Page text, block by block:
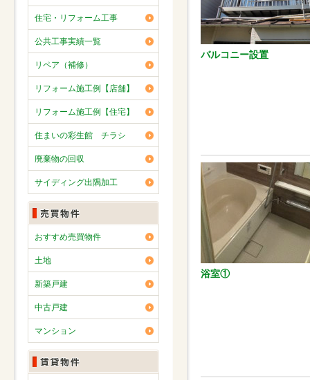
住宅・リフォーム工事
公共工事実績一覧
リペア（補修）
リフォーム施工例【店舗】
リフォーム施工例【住宅】
住まいの彩生館 チラシ
廃棄物の回収
サイディング出隅加工
おすすめ売買物件
土地
新築戸建
中古戸建
マンション
バルコニー設置
浴室①